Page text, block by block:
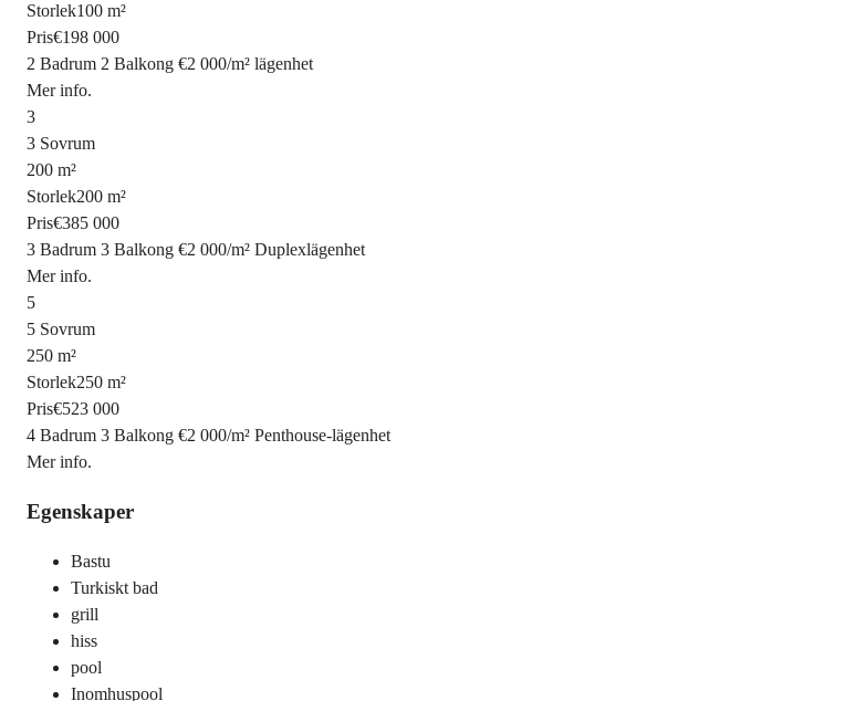
Storlek100 m²
Pris€198 000
2 Badrum 2 Balkong €2 000/m² lägenhet
Mer info.
3
3 Sovrum
200 m²
Storlek200 m²
Pris€385 000
3 Badrum 3 Balkong €2 000/m² Duplexlägenhet
Mer info.
5
5 Sovrum
250 m²
Storlek250 m²
Pris€523 000
4 Badrum 3 Balkong €2 000/m² Penthouse-lägenhet
Mer info.
Egenskaper
Bastu
Turkiskt bad
grill
hiss
pool
Inomhuspool